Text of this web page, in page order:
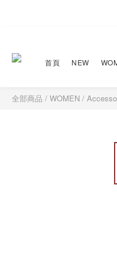
首頁 NEW
全部商品 / WOMEN /